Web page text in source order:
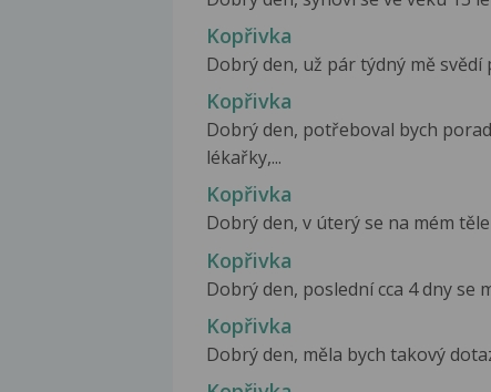
Kopřivka
Dobrý den, už pár týdný mě svědí
Kopřivka
Dobrý den, potřeboval bych
lékařky,...
Kopřivka
Dobrý den, v úterý se na mém
Kopřivka
Dobrý den, poslední cca 4 dny se
Kopřivka
Dobrý den, měla bych takový